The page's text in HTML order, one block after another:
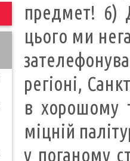
предмет! 6)
цього ми
регіоні,
в хорошому
міцній
у поганому